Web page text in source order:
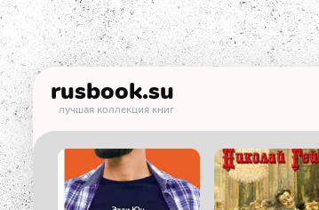
rusbook.su
лучшая коллекция книг